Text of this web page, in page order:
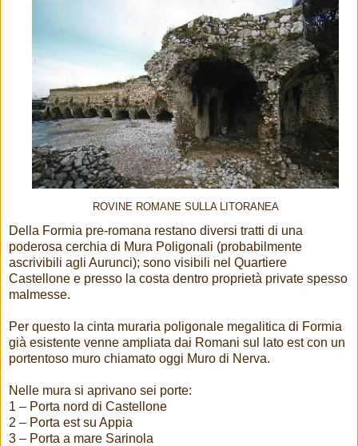
ROVINE ROMANE SULLA LITORANEA
Della Formia pre-romana restano diversi tratti di una
poderosa cerchia di Mura Poligonali (probabilmente
ascrivibili agli Aurunci); sono visibili nel Quartiere
Castellone e presso la costa dentro proprietà private spesso
malmesse.
Per questo la cinta muraria poligonale megalitica di Formia
già esistente venne ampliata dai Romani sul lato est con un
portentoso muro chiamato oggi Muro di Nerva.
Nelle mura si aprivano sei porte:
1 – Porta nord di Castellone
2 – Porta est su Appia
3 – Porta a mare Sarinola